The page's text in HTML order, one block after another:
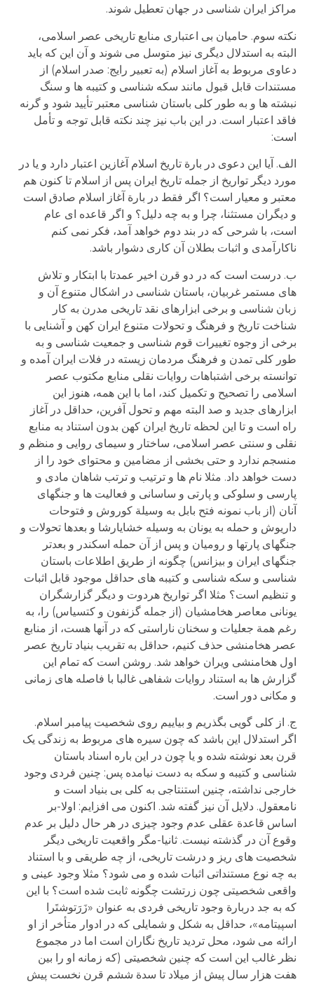
مراکز ایران شناسی در جهان تعطیل شوند.
نکته سوم. حامیان بی اعتباری منابع تاریخی عصر اسلامی،
البته به استدلال دیگری نیز متوسل می شوند و آن این که باید
دعاوی مربوط به آغاز اسلام (به تعبیر رایج: صدر اسلام) از
مستندات قابل قبول مانند سکه شناسی و کتیبه ها و سنگ
نبشته ها و به طور کلی باستان شناسی معتبر تأیید شود و گرنه
فاقد اعتبار است. در این باب نیز چند نکته قابل توجه و تأمل
است:
الف. آیا این دعوی در بارة تاریخ اسلام آغازین اعتبار دارد و یا در
مورد دیگر تواریخ از جمله تاریخ ایران پس از اسلام تا کنون هم
معتبر و معیار است؟ اگر فقط در بارة آغاز اسلام صادق است
و دیگران مستثنا، چرا و به چه دلیل؟ و اگر قاعده ای عام
است، با شرحی که در بند دوم خواهد آمد، فکر نمی کنم
ناکارآمدی و اثبات بطلان آن کاری دشوار باشد.
ب. درست است که در دو قرن اخیر عمدتا با ابتکار و تلاش
های مستمر غربیان، باستان شناسی در اشکال متنوع آن و
زبان شناسی و برخی ابزارهای نقد تاریخی مدرن به کار
شناخت تاریخ و فرهنگ و تحولات متنوع ایران کهن و آشنایی با
برخی از وجوه تغییرات قوم شناسی و جمعیت شناسی و به
طور کلی تمدن و فرهنگ مردمان زیسته در فلات ایران آمده و
توانسته برخی اشتباهات روایات نقلی منابع مکتوب عصر
اسلامی را تصحیح و تکمیل کند، اما با این همه، هنوز این
ابزارهای جدید و صد البته مهم و تحول آفرین، حداقل در آغاز
راه است و تا این لحظه تاریخ ایران کهن بدون استناد به منابع
نقلی و سنتی عصر اسلامی، ساختار و سیمای روایی و منظم و
منسجم ندارد و حتی بخشی از مضامین و محتوای خود را از
دست خواهد داد. مثلا نام ها و ترتیب و ترتب شاهان مادی و
پارسی و سلوکی و پارتی و ساسانی و فعالیت ها و جنگهای
آنان (از باب نمونه فتح بابل به وسیلة کوروش و فتوحات
داریوش و حمله به یونان به وسیله خشایارشا و بعدها تحولات و
جنگهای پارتها و رومیان و پس از آن حمله اسکندر و بعدتر
جنگهای ایران و بیزانس) چگونه از طریق اطلاعات باستان
شناسی و سکه شناسی و کتیبه های حداقل موجود قابل اثبات
و تنظیم است؟ مثلا اگر تواریخ هردوت و دیگر گزارشگران
یونانی معاصر هخامشیان (از جمله گزنفون و کتسیاس) را، به
رغم همة جعلیات و سخنان ناراستی که در آنها هست، از منابع
عصر هخامنشی حذف کنیم، حداقل به تقریب بنیاد تاریخ عصر
اول هخامنشی ویران خواهد شد. روشن است که تمام این
گزارش ها به استناد روایات شفاهی غالبا با فاصله های زمانی
و مکانی دور است.
ج. از کلی گویی بگذریم و بیاییم روی شخصیت پیامبر اسلام.
اگر استدلال این باشد که چون سیره های مربوط به زندگی یک
قرن بعد نوشته شده و یا چون در این باره اسناد باستان
شناسی و کتیبه و سکه به دست نیامده پس: چنین فردی وجود
خارجی نداشته، چنین استنتاجی به کلی بی بنیاد است و
نامعقول. دلایل آن نیز گفته شد. اکنون می افزایم: اولا-بر
اساس قاعدة عقلی عدم وجود چیزی در هر حال دلیل بر عدم
وقوع آن در گذشته نیست. ثانیا-مگر واقعیت تاریخی دیگر
شخصیت های ریز و درشت تاریخی، از چه طریقی و با استناد
به چه نوع مستنداتی اثبات شده و می شود؟ مثلا وجود عینی و
واقعی شخصیتی چون زرتشت چگونه ثابت شده است؟ با این
که به جد دربارة وجود تاریخی فردی به عنوان «زَرَتوشتَرا
اسپیتامه»، حداقل به شکل و شمایلی که در ادوار متأخر از او
ارائه می شود، محل تردید تاریخ نگاران است اما در مجموع
نظر غالب این است که چنین شخصیتی (که زمانه او را بین
هفت هزار سال پیش از میلاد تا سدة ششم قرن نخست پیش